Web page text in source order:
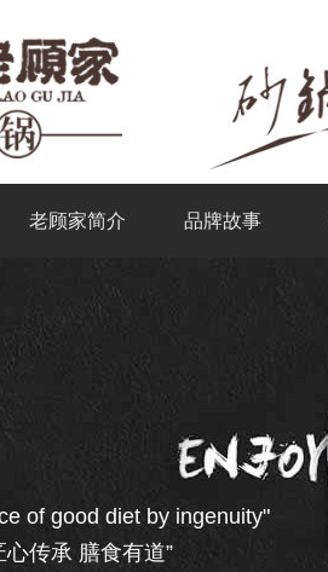
老顾家简介 品牌故事
of good diet by ingenuity"
心传承 膳食有道”